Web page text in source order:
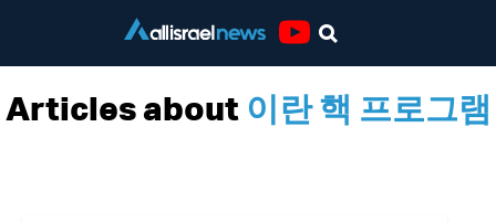
Articles about 이란 핵 프로그램